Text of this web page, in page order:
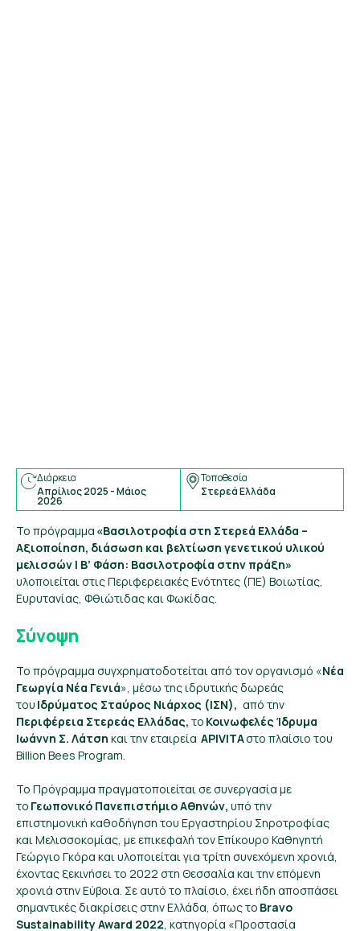
Το πρόγραμμα «Βασιλοτροφία στη Στερεά Ελλάδα –
Αξιοποίηση, διάσωση και βελτίωση γενετικού υλικού
μελισσών | Β’ Φάση: Βασιλοτροφία στην πράξη»
υλοποιείται στις Περιφερειακές Ενότητες (ΠΕ) Βοιωτίας,
Ευρυτανίας, Φθιώτιδας και Φωκίδας.
Σύνοψη
Το πρόγραμμα συγχρηματοδοτείται από τον οργανισμό «Νέα
Γεωργία Νέα Γενιά», μέσω της ιδρυτικής δωρεάς
του Ιδρύματος Σταύρος Νιάρχος (ΙΣΝ), από την
Περιφέρεια Στερεάς Ελλάδας, το Κοινωφελές Ίδρυμα
Ιωάννη Σ. Λάτση και την εταιρεία APIVITAστο πλαίσιο του
Billion Bees Program.
Το Πρόγραμμα πραγματοποιείται σε συνεργασία με
το Γεωπονικό Πανεπιστήμιο Αθηνών, υπό την
επιστημονική καθοδήγηση του Εργαστηρίου Σηροτροφίας
και Μελισσοκομίας, με επικεφαλή τον Επίκουρο Καθηγητή
Γεώργιο Γκόρα και υλοποιείται για τρίτη συνεχόμενη χρονιά,
έχοντας ξεκινήσει το 2022 στη Θεσσαλία και την επόμενη
χρονιά στην Εύβοια. Σε αυτό το πλαίσιο, έχει ήδη αποσπάσει
σημαντικές διακρίσεις στην Ελλάδα, όπως το Bravo
Sustainability Award 2022, κατηγορία «Προστασία
Διάρκεια
Απρίλιος 2025 - Μάιος
2026
Τοποθεσία
Στερεά Ελλάδα